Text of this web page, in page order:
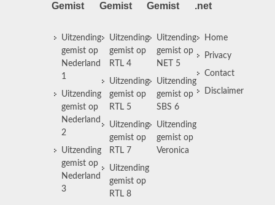
Gemist
Uitzending
gemist op
Nederland
1
Uitzending
gemist op
Nederland
2
Uitzending
gemist op
Nederland
3
Gemist
Uitzending
gemist op
RTL 4
Uitzending
gemist op
RTL 5
Uitzending
gemist op
RTL 7
Uitzending
gemist op
RTL 8
Gemist
Uitzending
gemist op
NET 5
Uitzending
gemist op
SBS 6
Uitzending
gemist op
Veronica
.net
Home
Privacy
Contact
Disclaimer